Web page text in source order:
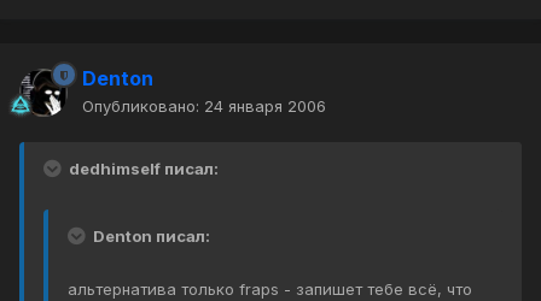
Denton
Опубликовано: 24 января 2006
dedhimself писал:
Denton писал:
альтернатива только fraps - запишет тебе всё, что